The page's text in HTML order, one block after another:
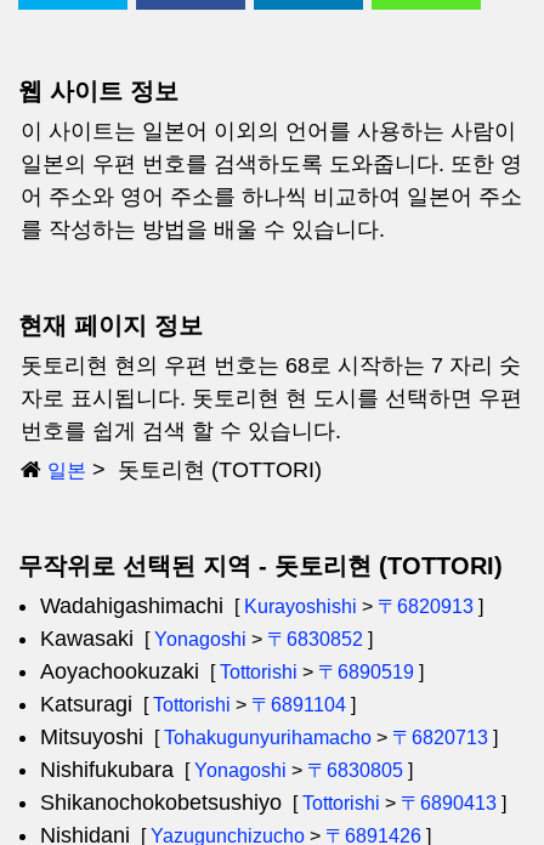
웹 사이트 정보
이 사이트는 일본어 이외의 언어를 사용하는 사람이
일본의 우편 번호를 검색하도록 도와줍니다. 또한 영
어 주소와 영어 주소를 하나씩 비교하여 일본어 주소
를 작성하는 방법을 배울 수 있습니다.
현재 페이지 정보
돗토리현 현의 우편 번호는 68로 시작하는 7 자리 숫
자로 표시됩니다. 돗토리현 현 도시를 선택하면 우편
번호를 쉽게 검색 할 수 있습니다.
일본 돗토리현 (TOTTORI)
무작위로 선택된 지역 - 돗토리현 (TOTTORI)
Wadahigashimachi [ Kurayoshishi > 〒6820913 ]
Kawasaki [Yonagoshi > 〒6830852 ]
Aoyachookuzaki [Tottorishi > 〒6890519 ]
Katsuragi [Tottorishi > 〒6891104 ]
Mitsuyoshi [Tohakugunyurihamacho > 〒6820713 ]
Nishifukubara [Yonagoshi > 〒6830805 ]
Shikanochokobetsushiyo [Tottorishi > 〒6890413 ]
Nishidani [Yazugunchizucho > 〒6891426 ]